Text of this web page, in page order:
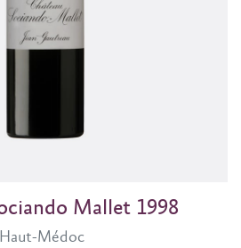
Haut-Médoc
Mallet 1998